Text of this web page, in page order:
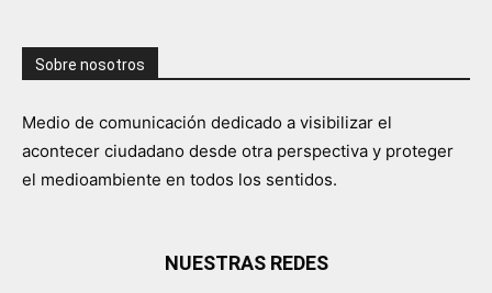
Sobre nosotros
Medio de comunicación dedicado a visibilizar el
acontecer ciudadano desde otra perspectiva y proteger
el medioambiente en todos los sentidos.
NUESTRAS REDES